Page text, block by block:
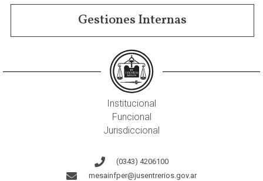
Gestiones Internas
Institucional
Funcional
Jurisdiccional
(0343) 4206100
mesainfper@jusentrerios.gov.ar